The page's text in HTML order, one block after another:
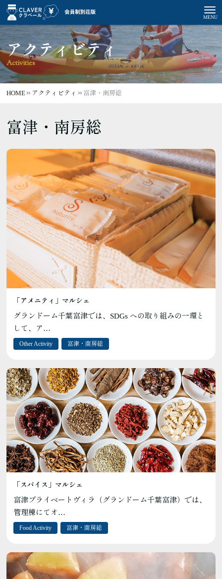
アクティビティ
Activities
HOME アクティビティ 富津・南房総
富津・南房総
「アメニティ」マルシェ
グランドーム千葉富津では、SDGs への取り組みの一環と
して、ア…
Other Activity 富津・南房総
「スパイス」マルシェ
富津プライベートヴィラ（グランドーム千葉富津）では、
管理棟にてオ…
Food Activity 富津・南房総